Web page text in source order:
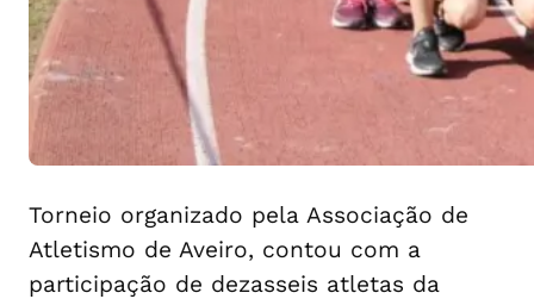
Torneio organizado pela Associação de
Atletismo de Aveiro, contou com a
participação de dezasseis atletas da